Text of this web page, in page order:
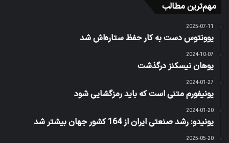
مهم‌ترین مطالب
2025-07-11
یوونتوس دست به کار حفظ ستاره‌اش شد
2024-10-07
یوهان نیسکنز درگذشت
2024-01-27
یونیفورم متنی است که باید رمزگشایی شود
2024-01-20
یونیدو: رشد صنعتی ایران از 164 کشور جهان بیشتر شد
2025-05-20